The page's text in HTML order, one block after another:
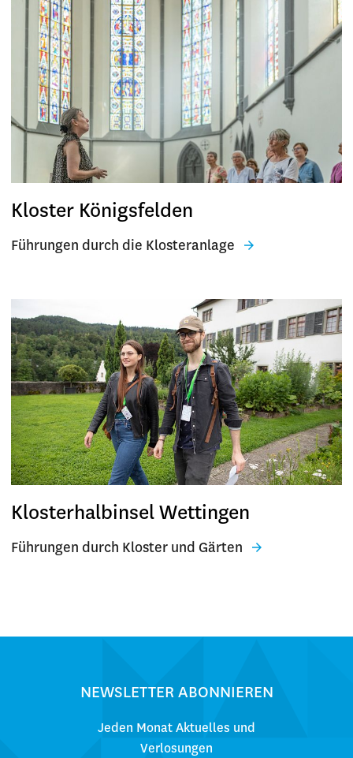
Kloster Königsfelden
Führungen durch die Klosteranlage
Klosterhalbinsel Wettingen
Führungen durch Kloster und Gärten
NEWSLETTER ABONNIEREN
Jeden Monat Aktuelles und
Verlosungen